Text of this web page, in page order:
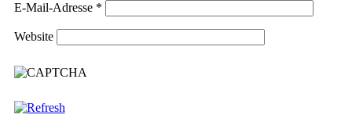
E-Mail-Adresse *
Website